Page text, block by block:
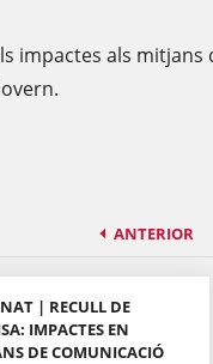
impactes als mitjans
ANTERIOR
| RECULL DE
IMPACTES EN
DE COMUNICACIÓ